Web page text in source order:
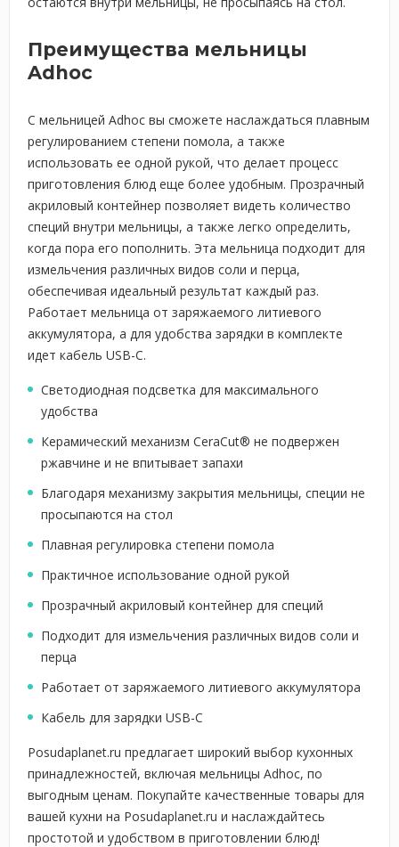
Преимущества мельницы
Adhoc
С мельницей Adhoc вы сможете наслаждаться плавным
регулированием степени помола, а также
использовать ее одной рукой, что делает процесс
приготовления блюд еще более удобным. Прозрачный
акриловый контейнер позволяет видеть количество
специй внутри мельницы, а также легко определить,
когда пора его пополнить. Эта мельница подходит для
измельчения различных видов соли и перца,
обеспечивая идеальный результат каждый раз.
Работает мельница от заряжаемого литиевого
аккумулятора, а для удобства зарядки в комплекте
идет кабель USB-C.
Светодиодная подсветка для максимального
удобства
Керамический механизм CeraCut® не подвержен
ржавчине и не впитывает запахи
Благодаря механизму закрытия мельницы, специи не
просыпаются на стол
Плавная регулировка степени помола
Практичное использование одной рукой
Прозрачный акриловый контейнер для специй
Подходит для измельчения различных видов соли и
перца
Работает от заряжаемого литиевого аккумулятора
Кабель для зарядки USB-C
Posudaplanet.ru предлагает широкий выбор кухонных
принадлежностей, включая мельницы Adhoc, по
выгодным ценам. Покупайте качественные товары для
вашей кухни на Posudaplanet.ru и наслаждайтесь
простотой и удобством в приготовлении блюд!